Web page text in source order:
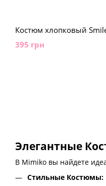
Элегантные
В Mimiko вы найдете
Стильные Костюмы:
Костюм хлопковый
395 грн